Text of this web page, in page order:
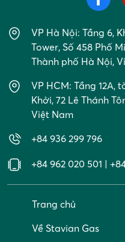
VP Hà Nội: Tầng 6,
Tower, Số 458 Phố
Thành phố Hà Nội,
VP HCM: Tầng 12A,
Khởi, 72 Lê Thánh
Việt Nam
+84 936 299 796
+84 962 020 501 |
Trang chủ
Về Stavian Gas